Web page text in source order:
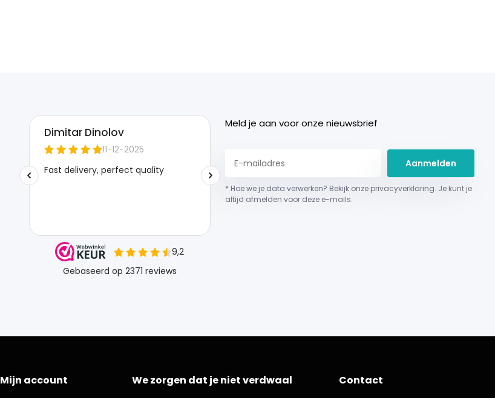
Meld je aan voor onze nieuwsbrief
Aanmelden
* Hoe we je data verwerken? Bekijk onze privacyverklaring. Je kunt je
altijd afmelden voor deze e-mails.
Mijn account We zorgen dat je niet verdwaal Contact